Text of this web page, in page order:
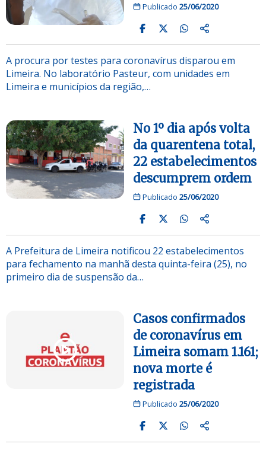
Publicado 25/06/2020
A procura por testes para coronavírus disparou em
Limeira. No laboratório Pasteur, com unidades em
Limeira e municípios da região,…
No 1º dia após volta
da quarentena total,
22 estabelecimentos
descumprem ordem
Publicado 25/06/2020
A Prefeitura de Limeira notificou 22 estabelecimentos
para fechamento na manhã desta quinta-feira (25), no
primeiro dia de suspensão da…
Casos confirmados
de coronavírus em
Limeira somam 1.161;
nova morte é
registrada
Publicado 25/06/2020